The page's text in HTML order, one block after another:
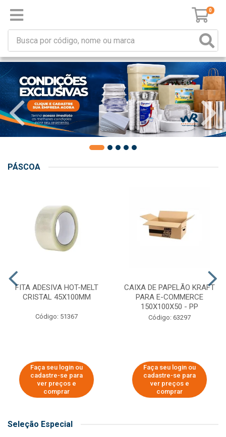
0
PÁSCOA
FITA ADESIVA HOT-MELT
CRISTAL 45X100MM
Código: 51367
Faça seu login ou
cadastre-se para
ver preços e
comprar
CAIXA DE PAPELÃO KRAFT
PARA E-COMMERCE
150X100X50 - PP
Código: 63297
Faça seu login ou
cadastre-se para
ver preços e
comprar
Seleção Especial